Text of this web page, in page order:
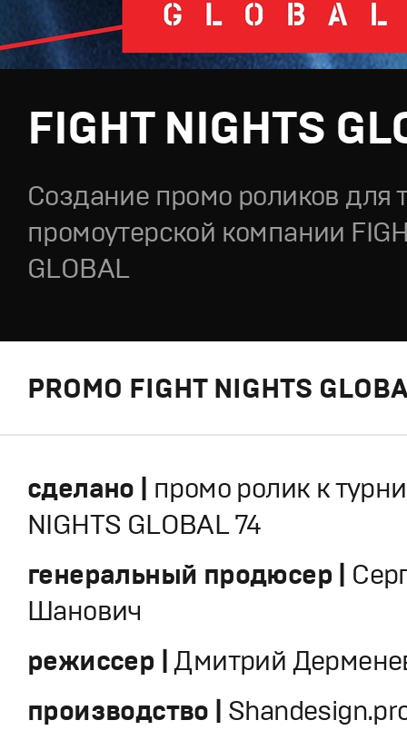
FIGHT NIGHTS
Создание промо роликов для
промоутерской кoмпании
GLOBAL
PROMO FIGHT NIGHTS
сделано | промо ролик к
NIGHTS GLOBAL 74
генеральный продюсер |
Шанович
режиссер |Дмитрий
производство |